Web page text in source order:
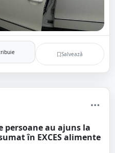
Salvează
persoane au ajuns la
în EXCES alimente